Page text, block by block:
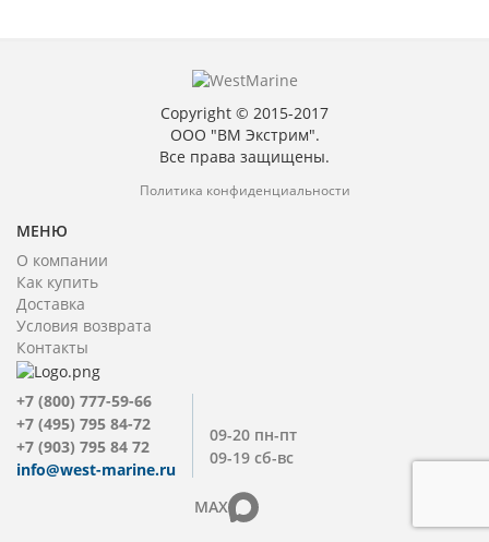
Copyright © 2015-2017
ООО "ВМ Экстрим".
Все права защищены.
Политика конфиденциальности
МЕНЮ
О компании
Как купить
Доставка
Условия возврата
Контакты
+7 (800) 777-59-66
+7 (495) 795 84-72
+7 (903) 795 84 72
info@west-marine.ru
09-20 пн-пт
09-19 сб-вс
MAX